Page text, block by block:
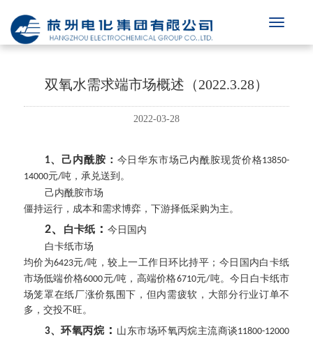
双氧水需求端市场概述（2022.3.28）
2022-03-28
1、己内酰胺： 今日华东市场己内酰胺现货价格13850-
14000元/吨，承兑送到。
己内酰胺市场
僵持运行，成本和需求博弈，下游择低采购为主。
2、 白卡纸： 今日国内
白卡纸市场
均价为6423元/吨，较上一工作日环比持平；今日国内白卡纸
市场低端价格6000元/吨，高端价格6710元/吨。今日白卡纸市
场笼罩在纸厂涨价氛围下，但内需疲软，大部分行业订单不
多，交投不旺。
3、环氧丙烷： 山东市场环氧丙烷主流商谈11800-12000